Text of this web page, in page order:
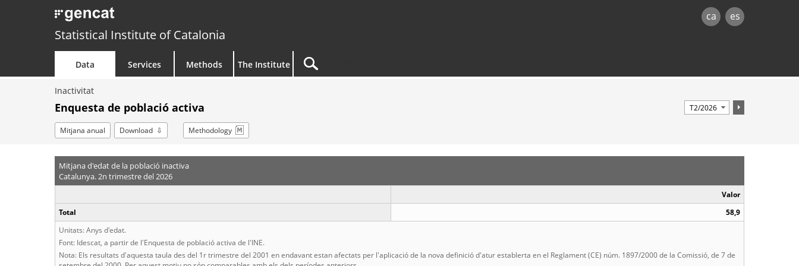
ca es
Statistical Institute of Catalonia
Data Services Methods The Institute
Inactivitat
Enquesta de població activa
Mitjana anual Download Methodology
Mitjana d'edat de la població inactiva
Catalunya. 2n trimestre del 2026
Valor
Total
58,9
Unitats: Anys d'edat.
Font: Idescat, a partir de l'Enquesta de població activa de l'INE.
Nota: Els resultats d'aquesta taula des del 1r trimestre del 2001 en endavant estan afectats per l'aplicació de la nova definició d'atur establerta en el Reglament (CE) núm. 1897/2000 de la Comissió, de 7 de